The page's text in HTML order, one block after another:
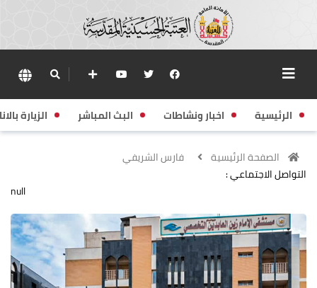
الرئيسية اخبار ونشاطات البث المباشر الزيارة
الصفحة الرئيسية
فارس الشريفي
التواصل الاجتماعي :
null